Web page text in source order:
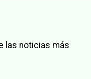
las noticias más